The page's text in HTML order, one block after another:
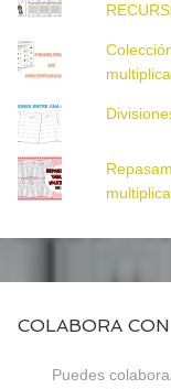
COLABORA
Puedes